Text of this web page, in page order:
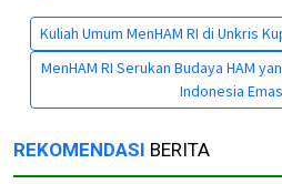
Kuliah Umum MenHAM RI di Unkris
MenHAM RI Serukan Budaya HAM
Indonesia
REKOMENDASI BERITA